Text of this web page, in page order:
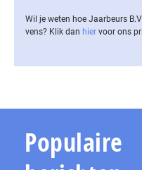
Wil je weten hoe Jaarbeurs
vens? Klik dan hier voor ons
Populaire